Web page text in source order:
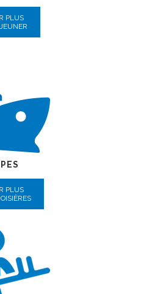
PLUS
PLUS